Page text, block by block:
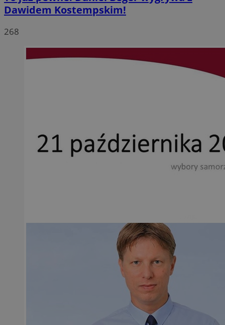
Dawidem Kostempskim!
268